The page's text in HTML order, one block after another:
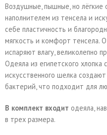
Воздушные, пышные, но лёгкие
наполнителем из тенсела и
себе пластичность и
мягкость и комфорт тенсела.
испаряют влагу, великолепно
Одеяла из египетского хлопка
искусственного шелка
бактерий, что подходит для
В комплект входит одеяла,
в трех размера.